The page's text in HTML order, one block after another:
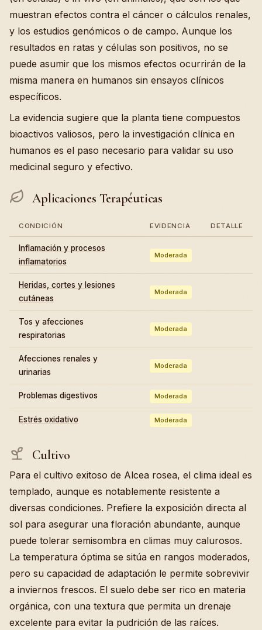
muestran efectos contra el cáncer o cálculos renales,
y los estudios genómicos o de campo. Aunque los
resultados en ratas y células son positivos, no se
puede asumir que los mismos efectos ocurrirán de la
misma manera en humanos sin ensayos clínicos
específicos.
La evidencia sugiere que la planta tiene compuestos
bioactivos valiosos, pero la investigación clínica en
humanos es el paso necesario para validar su uso
medicinal seguro y efectivo.
Aplicaciones Terapéuticas
CONDICIÓN EVIDENCIA DETALLE
Inflamación y procesos
inflamatorios
Moderada
Heridas, cortes y lesiones
cutáneas
Moderada
Tos y afecciones
respiratorias
Moderada
Afecciones renales y
urinarias
Moderada
Problemas digestivos Moderada
Estrés oxidativo Moderada
Cultivo
Para el cultivo exitoso de Alcea rosea, el clima ideal es
templado, aunque es notablemente resistente a
diversas condiciones. Prefiere la exposición directa al
sol para asegurar una floración abundante, aunque
puede tolerar semisombra en climas muy calurosos.
La temperatura óptima se sitúa en rangos moderados,
pero su capacidad de adaptación le permite sobrevivir
a inviernos frescos. El suelo debe ser rico en materia
orgánica, con una textura que permita un drenaje
excelente para evitar la pudrición de las raíces.